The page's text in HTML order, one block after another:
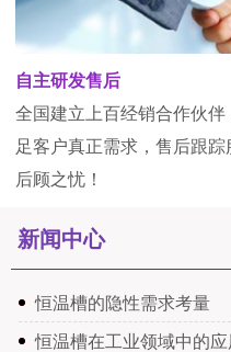
自主研发售后
全国建立上百经销合作伙
足客户真正需求，售后跟
后顾之忧！
新闻中心
恒温槽的隐性需求考量
恒温槽在工业领域中的应